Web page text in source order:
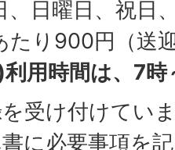
、日曜日、祝日
たり900円（送
用時間は、7
受け付けてい
に必要事項を